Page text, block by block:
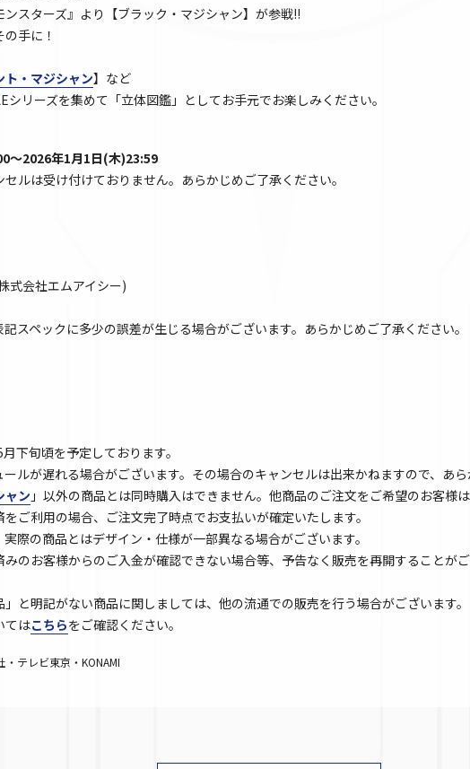
スターズ』より【ブラック・マジシャン】が参戦‼
手に！
ト・マジシャン】など
シリーズを集めて「立体図鑑」としてお手元でお楽しみください。
～2026年1月1日(木)23:59
ルは受け付けておりません。あらかじめご了承ください。
式会社エムアイシー)
スペックに多少の誤差が生じる場合がございます。あらかじめご了承ください。
下旬頃を予定しております。
ルが遅れる場合がございます。その場合のキャンセルは出来かねますので、あ
ャン 」以外の商品とは同時購入はできません。他商品のご注文をご希望のお客様
ご利用の場合、ご注文完了時点でお支払いが確定いたします。
際の商品とはデザイン・仕様が一部異なる場合がございます。
みのお客様からのご入金が確認できない場合等、予告なく販売を再開することが
」と明記がない商品に関しましては、他の流通での販売を行う場合がございます
てはこちらをご確認ください。
テレビ東京・KONAMI